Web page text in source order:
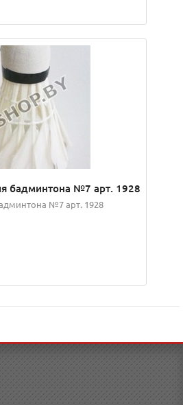
бадминтона №7 арт. 1928
№7 арт. 1928